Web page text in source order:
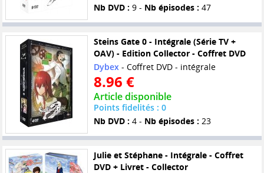
Nb DVD : 9 - Nb épisodes : 47
Steins Gate 0 - Intégrale (Série TV +
OAV) - Edition Collector - Coffret DVD
Dybex - Coffret DVD - intégrale
8.96 €
Article disponible
Points fidelités : 0
Nb DVD : 4 - Nb épisodes : 23
Julie et Stéphane - Intégrale - Coffret
DVD + Livret - Collector